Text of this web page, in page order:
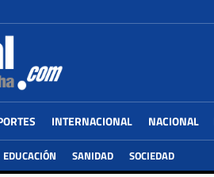
INTERNACIONAL NACIONAL
EDUCACIÓN SANIDAD SOCIEDAD